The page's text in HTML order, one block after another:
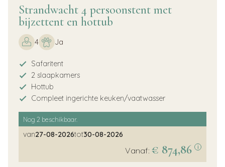
Strandwacht 4 persoonstent met
bijzettent en hottub
4 Ja
Safaritent
2 slaapkamers
Hottub
Compleet ingerichte keuken/vaatwasser
Nog2 beschikbaar.
van27-08-2026tot30-08-2026
Vanaf: € 874,86 i